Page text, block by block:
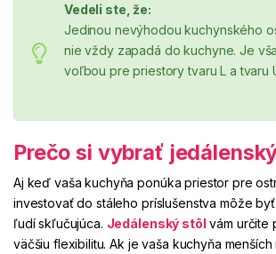
Vedeli ste, že:
Jedinou nevýhodou kuchynského
nie vždy zapadá do kuchyne. Je
voľbou pre priestory tvaru L a tvaru
Prečo si vybrať
Aj keď vaša kuchyňa ponúka priestor pre
investovať do stáleho príslušenstva môže
ľudí skľučujúca. Jedálenský stôl vám určite
väčšiu flexibilitu. Ak je vaša kuchyňa